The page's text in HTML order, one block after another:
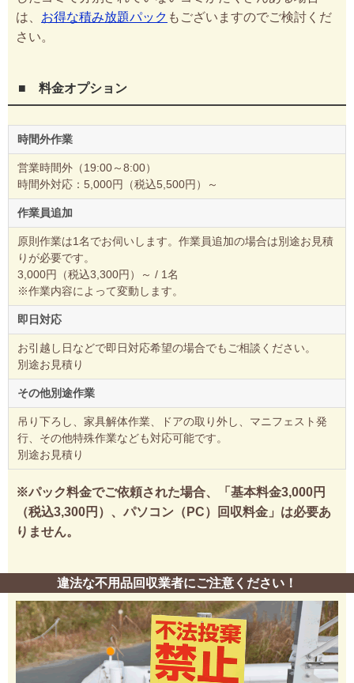
は、 お得な積み放題パック もございますのでご検討くだ
さい。
■ 料金オプション
時間外作業
営業時間外（19:00～8:00）
時間外対応：5,000円（税込5,500円）～
作業員追加
原則作業は1名でお伺いします。作業員追加の場合は別途お見積
りが必要です。
3,000円（税込3,300円）～ / 1名
※作業内容によって変動します。
即日対応
お引越し日などで即日対応希望の場合でもご相談ください。
別途お見積り
その他別途作業
吊り下ろし、家具解体作業、ドアの取り外し、マニフェスト発
行、その他特殊作業なども対応可能です。
別途お見積り
※パック料金でご依頼された場合、「基本料金3,000円
（税込3,300円）、パソコン（PC）回収料金」は必要あ
りません。
違法な不用品回収業者にご注意ください！